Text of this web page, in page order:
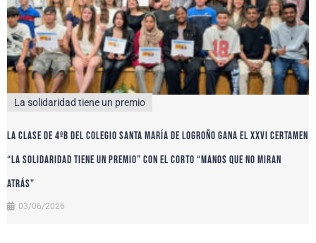
La solidaridad tiene un premio
La clase de 4ºB del colegio Santa María de Logroño gana el XXVI certamen
“La solidaridad tiene un premio” con el corto “Manos que no miran
atrás”
03/06/2026